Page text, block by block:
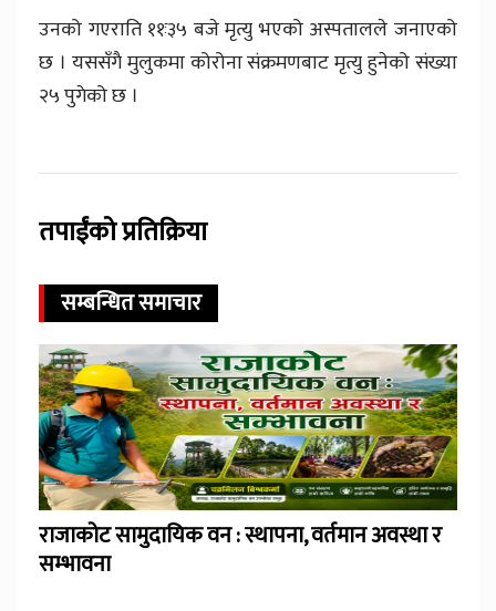
उनको गएराति ११ः३५ बजे मृत्यु भएको अस्पतालले जनाएको
छ । यससँगै मुलुकमा कोरोना संक्रमणबाट मृत्यु हुनेको संख्या
२५ पुगेको छ ।
तपाईंको प्रतिक्रिया
सम्बन्धित समाचार
राजाकोट सामुदायिक वन : स्थापना, वर्तमान अवस्था र
सम्भावना